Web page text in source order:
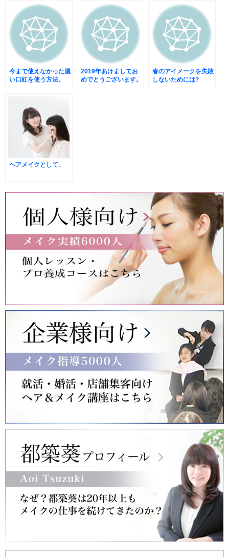
今まで使えなかった濃
い口紅を使う方法。
2019年あけましてお
めでとうございます。
春のアイメークを失敗
しないためには?
ヘアメイクとして。